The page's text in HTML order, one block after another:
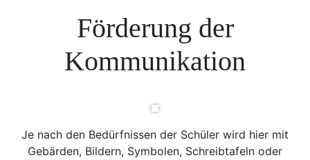
Förderung der
Kommunikation
Je nach den Bedürfnissen der Schüler wird hier mit
Gebärden, Bildern, Symbolen, Schreibtafeln oder